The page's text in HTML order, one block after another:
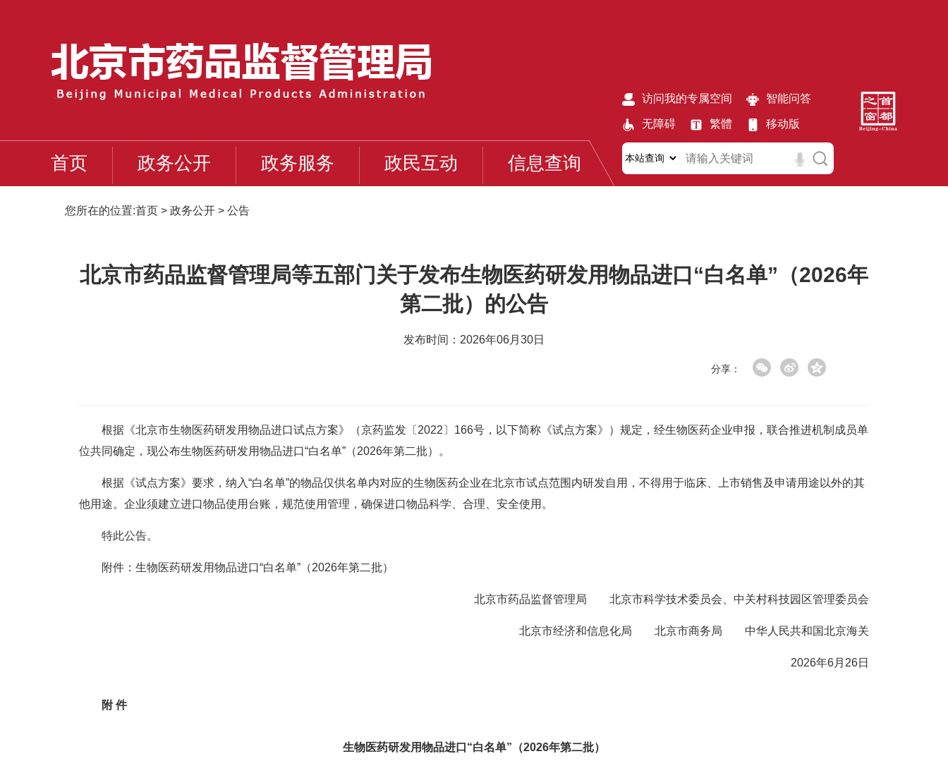
首页 政务公开 政务服务 政民互动 信息查询
访问我的专属空间 智能问答
无障碍 繁體 移动版
您所在的位置:首页 > 政务公开 > 公告
北京市药品监督管理局等五部门关于发布生物医药研发用物品进口“白名单”（2026年
第二批）的公告
发布时间：2026年06月30日
分享：
根据《北京市生物医药研发用物品进口试点方案》（京药监发〔2022〕166号，以下简称《试点方案》）规定，经生物医药企业申报，联合推进机制成员单
位共同确定，现公布生物医药研发用物品进口“白名单”（2026年第二批）。
根据《试点方案》要求，纳入“白名单”的物品仅供名单内对应的生物医药企业在北京市试点范围内研发自用，不得用于临床、上市销售及申请用途以外的其
他用途。企业须建立进口物品使用台账，规范使用管理，确保进口物品科学、合理、安全使用。
特此公告。
附件：生物医药研发用物品进口“白名单”（2026年第二批）
北京市药品监督管理局 北京市科学技术委员会、中关村科技园区管理委员会
北京市经济和信息化局 北京市商务局 中华人民共和国北京海关
2026年6月26日
附 件
生物医药研发用物品进口“白名单”（2026年第二批）